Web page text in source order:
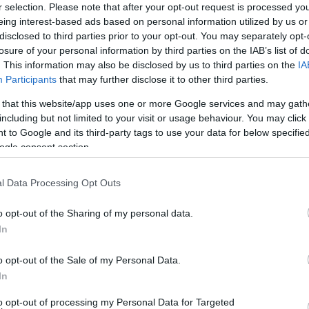
selection. Please note that after your opt-out request is processed
interest-based ads based on personal information utilized by us
to third parties prior to your opt-out. You may separately
of your personal information by third parties on the IAB’s list of
This information may also be disclosed by us to third parties on the
Participants that may further disclose it to other third parties.
that this website/app uses one or more Google services and may
but not limited to your visit or usage behaviour. You may
to Google and its third-party tags to use your data for below
consent section.
Data Processing Opt Outs
opt-out of the Sharing of my personal data.
opt-out of the Sale of my Personal Data.
opt-out of processing my Personal Data for Targeted
láthattuk, Between és Spring Dreams címmel. Témáik az
Az első előadás kicsit elvontabb volt a másodiknál, de
érthetően közelítette meg a témáját. Míg az első
szereplő összesen egy ajtószerű fadeszkát használt. Ez
és a másik teljesen figyelmen kívül hagyásának
a kreativitás tetszett a legjobban az előadásban: az
voltak. Nem olyanok, mint mikor az ember felmászik
mikor a kezébe veszi a kanalat, amivel 20 éve eszi a
is jó.
legjobb darabjait a Szabadtéri Színpadon. Én fél óra